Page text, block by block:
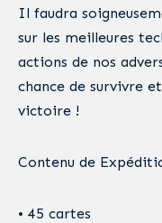
Il faudra
sur les meilleures
actions de nos
chance de survivre
victoire !
Contenu de
• 45 cartes